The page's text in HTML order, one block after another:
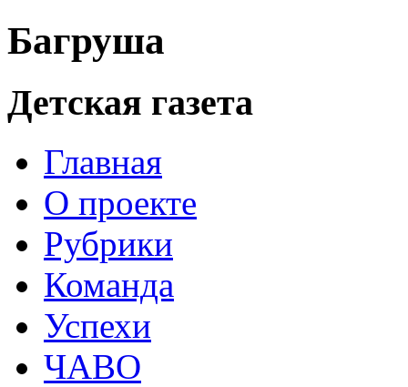
Багруша
Детская газета
Главная
О проекте
Рубрики
Команда
Успехи
ЧАВО